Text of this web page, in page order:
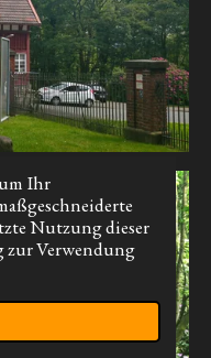
Ihr
Nutzung dieser
zur Verwendung